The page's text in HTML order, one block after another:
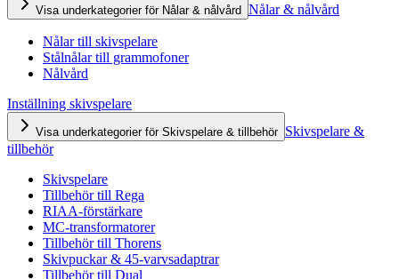
Visa underkategorier för Nålar & nålvård Nålar & nålvård
Nålar till skivspelare
Stålnålar till grammofoner
Nålvård
Inställning skivspelare
Visa underkategorier för Skivspelare & tillbehör Skivspelare &
tillbehör
Skivspelare
Tillbehör till Rega
RIAA-förstärkare
MC-transformatorer
Tillbehör till Thorens
Skivpuckar & 45-varvsadaptrar
Tillbehör till Dual